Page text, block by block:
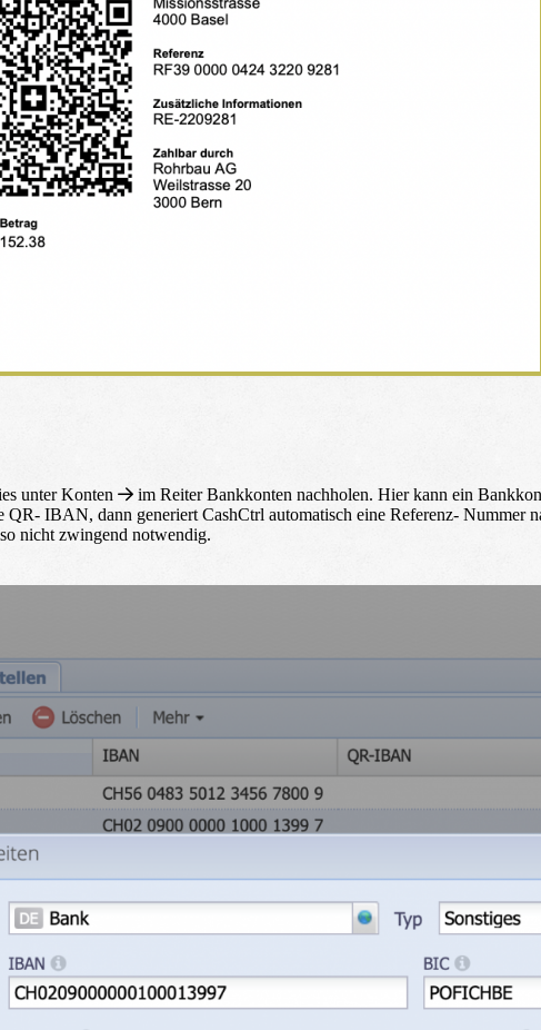
unterKonten im ReiterBankkonten nachholen. Hier kann ein
IBAN, dann generiert CashCtrl automatisch eine Referenz- Nummer
nicht zwingend notwendig.